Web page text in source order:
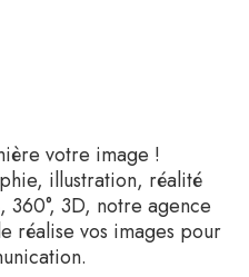
votre image !
illustration, réalité
360°, 3D, notre agence
réalise vos images pour